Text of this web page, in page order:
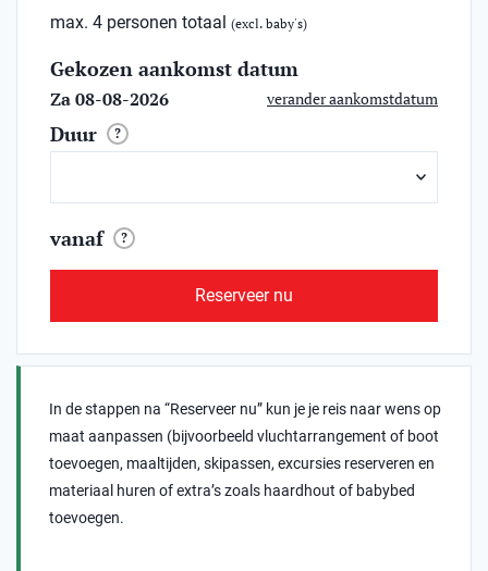
max. 4 personen totaal (excl. baby's)
Gekozen aankomst datum
Za 08-08-2026 verander aankomstdatum
Duur ?
vanaf ?
Reserveer nu
In de stappen na “Reserveer nu” kun je je reis naar wens op
maat aanpassen (bijvoorbeeld vluchtarrangement of boot
toevoegen, maaltijden, skipassen, excursies reserveren en
materiaal huren of extra’s zoals haardhout of babybed
toevoegen.